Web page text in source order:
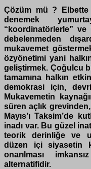
Çözüm mü ?
denemek
“koordinatörlerle” ve
debelenmeden
mukavemet
özyönetimi yani
geliştirmek. Çoğulcu
tamamına halkın
demokrasi için,
Mukavemetin
süren açlık
Mayıs’ı Taksim’de
inadı var. Bu güzel
teorik derinliğe ve
düzen içi siyasetin
onarılması
alternatifidir.